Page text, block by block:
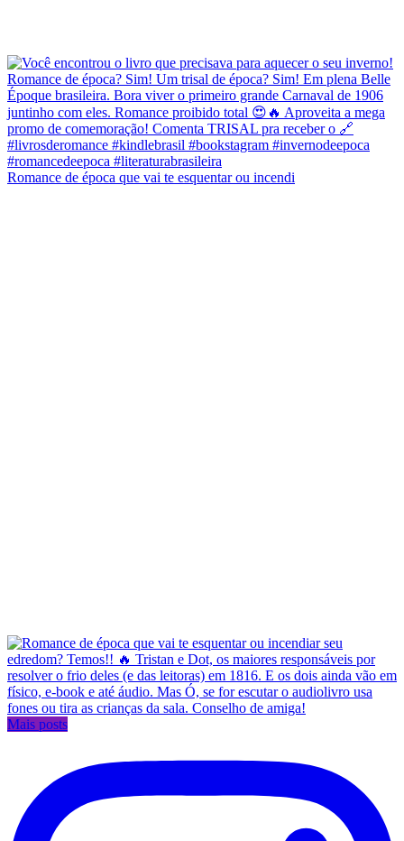
Romance de época que vai te esquentar ou incendi
Mais posts